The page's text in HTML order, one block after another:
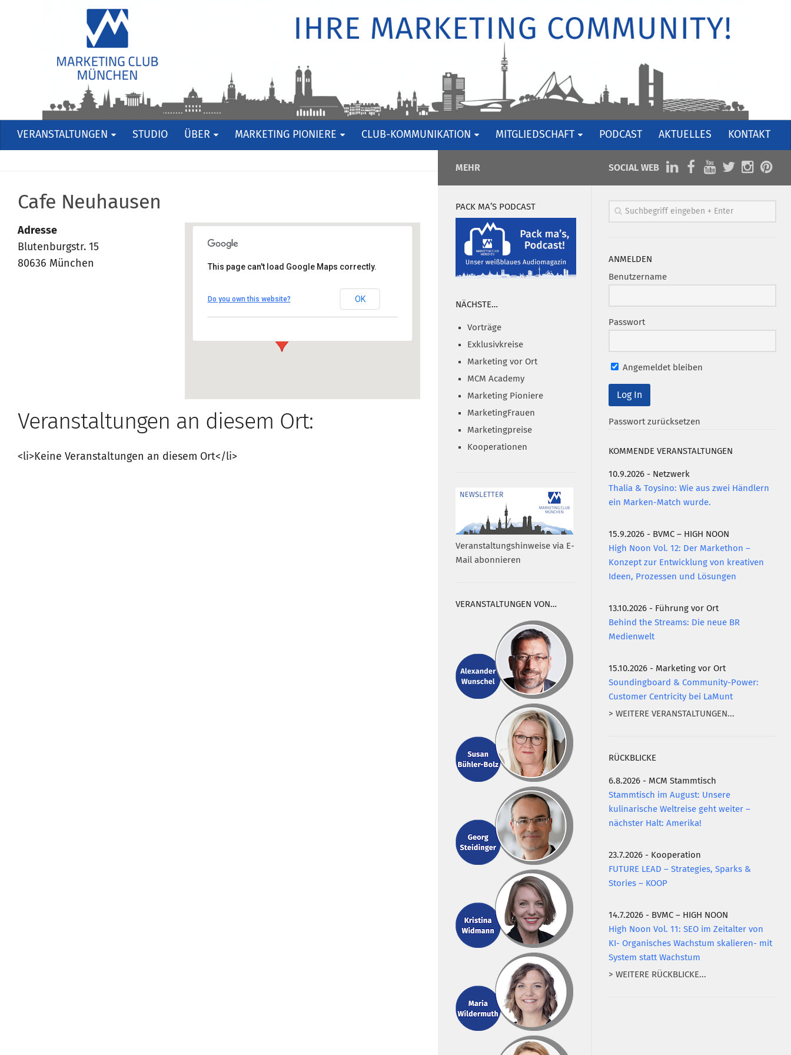
VERANSTALTUNGEN STUDIO ÜBER MARKETING PIONIERE CLUB-KOMMUNIKATION MITGLIEDSCHAFT PODCAST AKTUELLES KONTAKT
Cafe Neuhausen
Cafe Neuhausen
Blutenburgstr. 15, 80636 München
This page can't load Google Maps correctly.
Do you own this website? OK
Adresse
Blutenburgstr. 15
80636 München
Veranstaltungen an diesem Ort:
<li>Keine Veranstaltungen an diesem Ort</li>
SOCIAL WEB
ANMELDEN
Benutzername
Passwort
Angemeldet bleiben
Passwort zurücksetzen
KOMMENDE VERANSTALTUNGEN
10.9.2026 - Netzwerk
Thalia & Toysino: Wie aus zwei Händlern
ein Marken-Match wurde.
15.9.2026 - BVMC – HIGH NOON
High Noon Vol. 12: Der Markethon –
Konzept zur Entwicklung von kreativen
Ideen, Prozessen und Lösungen
13.10.2026 - Führung vor Ort
Behind the Streams: Die neue BR
Medienwelt
15.10.2026 - Marketing vor Ort
Soundingboard & Community-Power:
Customer Centricity bei LaMunt
> WEITERE VERANSTALTUNGEN...
RÜCKBLICKE
6.8.2026 - MCM Stammtisch
Stammtisch im August: Unsere
kulinarische Weltreise geht weiter –
nächster Halt: Amerika!
23.7.2026 - Kooperation
FUTURE LEAD – Strategies, Sparks &
Stories – KOOP
14.7.2026 - BVMC – HIGH NOON
High Noon Vol. 11: SEO im Zeitalter von
KI- Organisches Wachstum skalieren- mit
System statt Wachstum
> WEITERE RÜCKBLICKE...
MEHR
PACK MA’S PODCAST
NÄCHSTE…
Vorträge
Exklusivkreise
Marketing vor Ort
MCM Academy
Marketing Pioniere
MarketingFrauen
Marketingpreise
Kooperationen
Veranstaltungshinweise via E-
Mail abonnieren
VERANSTALTUNGEN VON…